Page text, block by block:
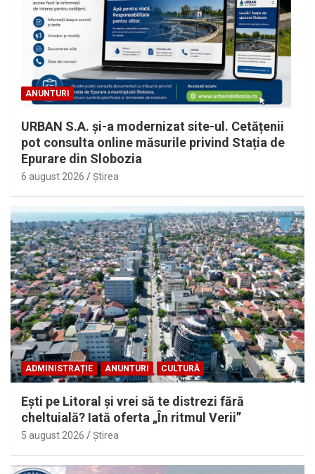
ANUNTURI
URBAN S.A. și-a modernizat site-ul. Cetățenii
pot consulta online măsurile privind Stația de
Epurare din Slobozia
6 august 2026 Ştirea
ADMINISTRAȚIE ANUNTURI CULTURĂ
Eşti pe Litoral şi vrei să te distrezi fără
cheltuială? Iată oferta „În ritmul Verii”
5 august 2026 Ştirea